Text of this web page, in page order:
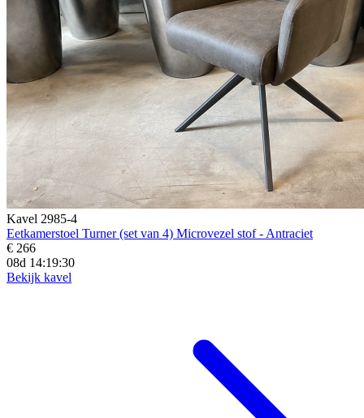
Kavel 2985-4
Eetkamerstoel Turner (set van 4) Microvezel stof - Antraciet
€ 266
08d 14:19:29
Bekijk kavel